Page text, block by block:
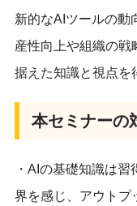
新的なAIツールの動
産性向上や組織の戦
据えた知識と視点を
本セミナーの
・AIの基礎知識は
界を感じ、アウトプ